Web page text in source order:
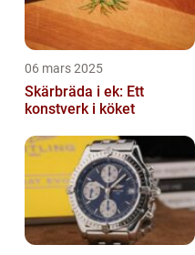
06 mars 2025
Skärbräda i ek: Ett
konstverk i köket